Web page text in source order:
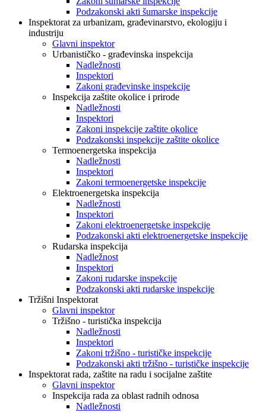
Podzakonski akti šumarske inspekcije
Inspektorat za urbanizam, građevinarstvo, ekologiju i
industriju
Glavni inspektor
Urbanističko - građevinska inspekcija
Nadležnosti
Inspektori
Zakoni građevinske inspekcije
Inspekcija zaštite okolice i prirode
Nadležnosti
Inspektori
Zakoni inspekcije zaštite okolice
Podzakonski inspekcije zaštite okolice
Termoenergetska inspekcija
Nadležnosti
Inspektori
Zakoni termoenergetske inspekcije
Elektroenergetska inspekcija
Nadležnosti
Inspektori
Zakoni elektroenergetske inspekcije
Podzakonski akti elektroenergetske inspekcije
Rudarska inspekcija
Nadležnost
Inspektori
Zakoni rudarske inspekcije
Podzakonski akti rudarske inspekcije
Tržišni Inspektorat
Glavni inspektor
Tržišno - turistička inspekcija
Nadležnosti
Inspektori
Zakoni tržišno - turističke inspekcije
Podzakonski akti tržišno - turističke inspekcije
Inspektorat rada, zaštite na radu i socijalne zaštite
Glavni inspektor
Inspekcija rada za oblast radnih odnosa
Nadležnosti